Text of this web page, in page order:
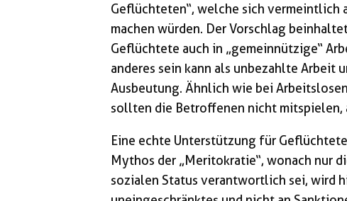
Geflüchteten“, welche sich vermeintlich
machen würden. Der Vorschlag
Geflüchtete auch in „gemeinnützige“
anderes sein kann als unbezahlte Arbeit
Ausbeutung. Ähnlich wie bei
sollten die Betroffenen nicht
Eine echte Unterstützung für
Mythos der „Meritokratie“, wonach nur
sozialen Status verantwortlich sei, wird